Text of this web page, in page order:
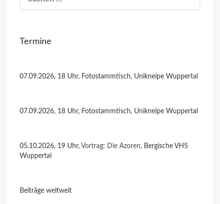
nach:
Termine
07.09.2026, 18 Uhr, Fotostammtisch, Unikneipe Wuppertal
07.09.2026, 18 Uhr, Fotostammtisch, Unikneipe Wuppertal
05.10.2026, 19 Uhr, Vortrag: Die Azoren, Bergische VHS
Wuppertal
Beiträge weltweit